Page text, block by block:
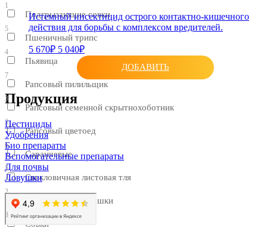
1
Подгрызающие совки
5
Пшеничный трипс
4
Пьявица
7
Рапсовый пилильщик
3
Рапсовый семенной скрытнохоботник
3
Рапсовый цветоед
6
Саранчевые
5
Свекловичная листовая тля
2
Свекловичные блошки
3
Совки
Истемный инсектицид острого контактно-кишечного
действия для борьбы с комплексом вредителей.
5 670₽ 5 040₽
ДОБАВИТЬ
Продукция
Пестициды
Удобрения
Био препараты
Вспомогательные препараты
Для почвы
Ловушки